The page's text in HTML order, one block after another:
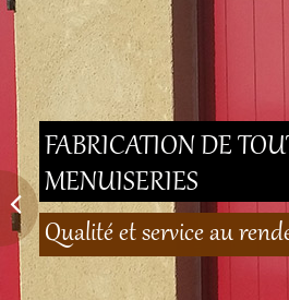
FABRICATION DE
MENUISERIES
Qualité et service au